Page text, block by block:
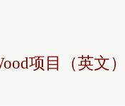
项目（英文